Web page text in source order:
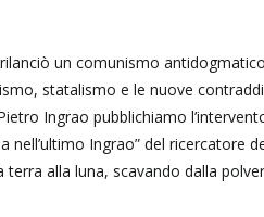
un comunismo
statalismo e le nuove
Ingrao pubblichiamo
nell’ultimo Ingrao” del ricercatore
alla luna, scavando dalla